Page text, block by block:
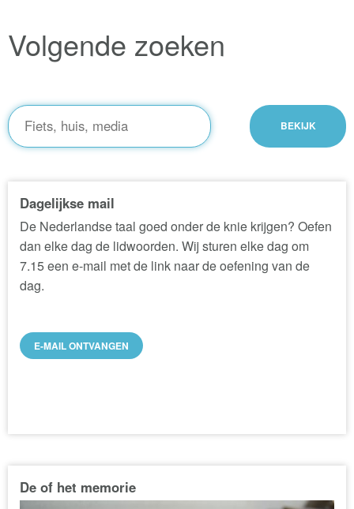
Volgende zoeken
Dagelijkse mail
De Nederlandse taal goed onder de knie krijgen? Oefen
dan elke dag de lidwoorden. Wij sturen elke dag om
7.15 een e-mail met de link naar de oefening van de
dag.
E-MAIL ONTVANGEN
De of het memorie